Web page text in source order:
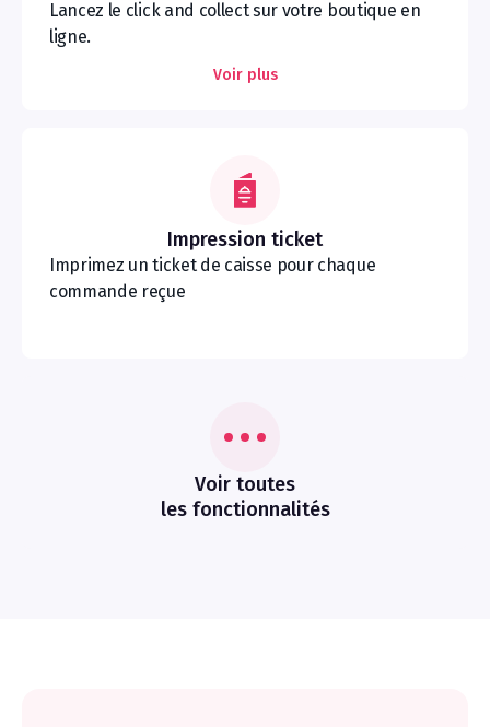
Lancez le click and collect sur votre boutique en
ligne.
Voir plus
Impression ticket
Imprimez un ticket de caisse pour chaque
commande reçue
Voir toutes
les fonctionnalités